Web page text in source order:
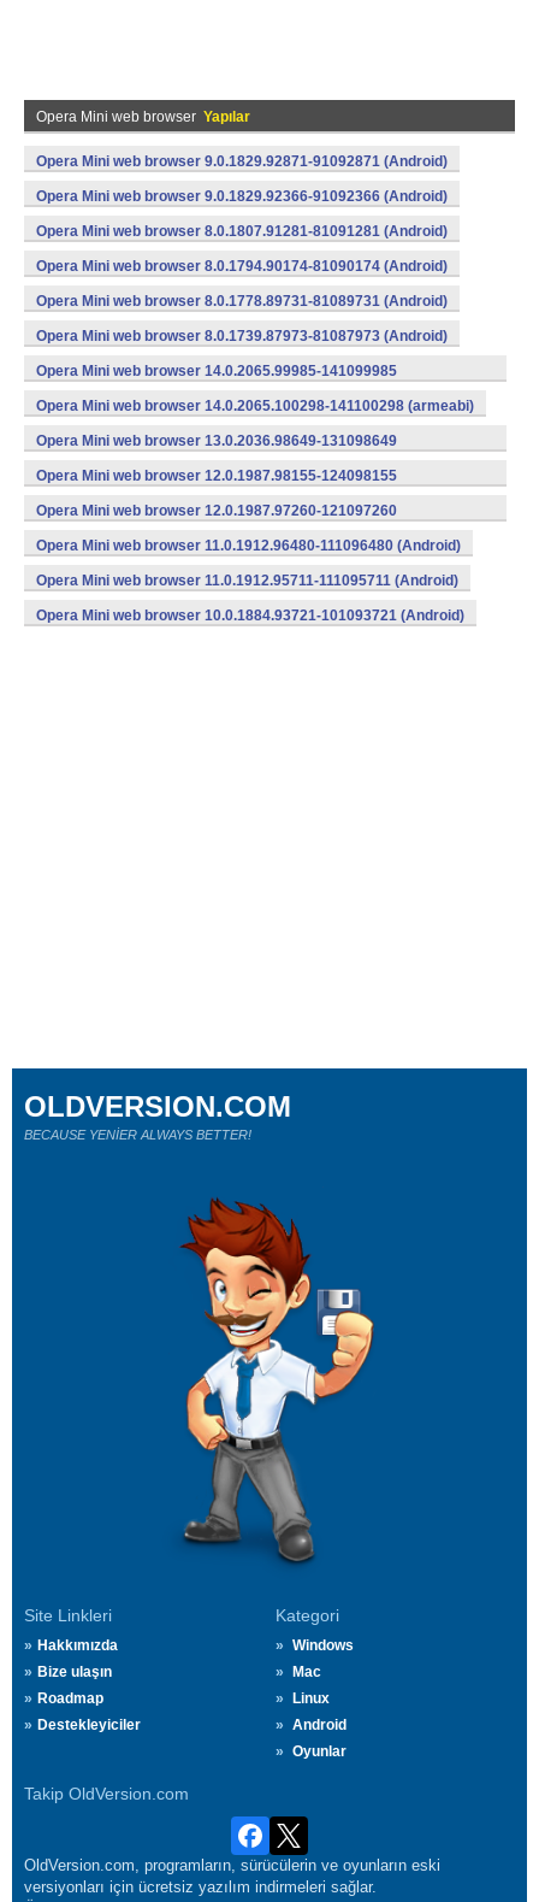
Opera Mini web browser Yapılar
Opera Mini web browser 9.0.1829.92871-91092871 (Android)
Opera Mini web browser 9.0.1829.92366-91092366 (Android)
Opera Mini web browser 8.0.1807.91281-81091281 (Android)
Opera Mini web browser 8.0.1794.90174-81090174 (Android)
Opera Mini web browser 8.0.1778.89731-81089731 (Android)
Opera Mini web browser 8.0.1739.87973-81087973 (Android)
Opera Mini web browser 14.0.2065.99985-141099985
(armeabi) (Android)
Opera Mini web browser 14.0.2065.100298-141100298 (armeabi)
Opera Mini web browser 13.0.2036.98649-131098649
(armeabi) (Android)
Opera Mini web browser 12.0.1987.98155-124098155
(armeabi) (Android)
Opera Mini web browser 12.0.1987.97260-121097260
(armeabi) (Android)
Opera Mini web browser 11.0.1912.96480-111096480 (Android)
Opera Mini web browser 11.0.1912.95711-111095711 (Android)
Opera Mini web browser 10.0.1884.93721-101093721 (Android)
Site Linkleri
Hakkımızda
Bize ulaşın
Roadmap
Destekleyiciler
Kategori
Windows
Mac
Linux
Android
Oyunlar
Takip OldVersion.com
OLDVERSION.COM
BECAUSE YENİER ALWAYS BETTER!
OldVersion.com, programların, sürücülerin ve oyunların eski
versiyonları için ücretsiz yazılım indirmeleri sağlar.